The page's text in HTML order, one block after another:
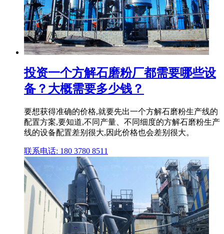
投资一个方解石磨粉厂都需要哪些设
备？大概需要多少钱？
要想获得准确的价格,就要先出一个方解石磨粉生产线的
配置方案,要知道,不同产量、不同细度的方解石磨粉生产
线的设备配置差别很大,因此价格也会差别很大。
联系电话: 180 3780 8511